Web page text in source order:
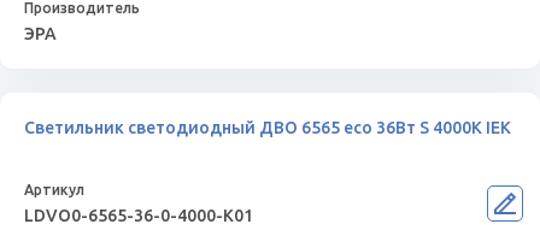
ЭРА
Светильник светодиодный ДВО 6565 eco 36Вт S 4000К IEK
LDVO0-6565-36-0-4000-K01